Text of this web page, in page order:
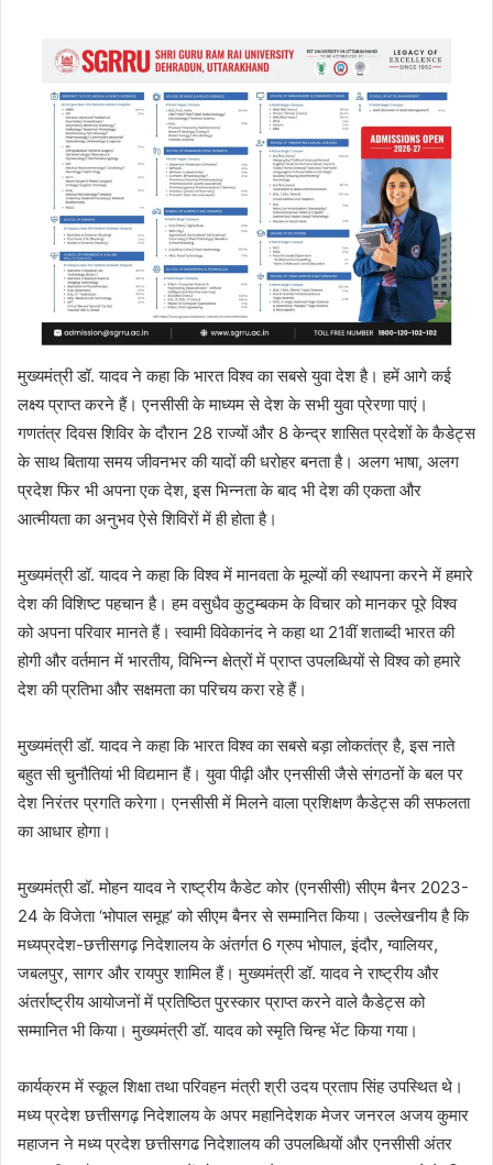
मुख्यमंत्री डॉ. यादव ने कहा कि भारत विश्व का सबसे युवा देश है। हमें आगे कई
लक्ष्य प्राप्त करने हैं। एनसीसी के माध्यम से देश के सभी युवा प्रेरणा पाएं।
गणतंत्र दिवस शिविर के दौरान 28 राज्यों और 8 केन्द्र शासित प्रदेशों के कैडेट्स
के साथ बिताया समय जीवनभर की यादों की धरोहर बनता है। अलग भाषा, अलग
प्रदेश फिर भी अपना एक देश, इस भिन्नता के बाद भी देश की एकता और
आत्मीयता का अनुभव ऐसे शिविरों में ही होता है।
मुख्यमंत्री डॉ. यादव ने कहा कि विश्व में मानवता के मूल्यों की स्थापना करने में हमारे
देश की विशिष्ट पहचान है। हम वसुधैव कुटुम्बकम के विचार को मानकर पूरे विश्व
को अपना परिवार मानते हैं। स्वामी विवेकानंद ने कहा था 21वीं शताब्दी भारत की
होगी और वर्तमान में भारतीय, विभिन्न क्षेत्रों में प्राप्त उपलब्धियों से विश्व को हमारे
देश की प्रतिभा और सक्षमता का परिचय करा रहे हैं।
मुख्यमंत्री डॉ. यादव ने कहा कि भारत विश्व का सबसे बड़ा लोकतंत्र है, इस नाते
बहुत सी चुनौतियां भी विद्यमान हैं। युवा पीढ़ी और एनसीसी जैसे संगठनों के बल पर
देश निरंतर प्रगति करेगा। एनसीसी में मिलने वाला प्रशिक्षण कैडेट्स की सफलता
का आधार होगा।
मुख्यमंत्री डॉ. मोहन यादव ने राष्ट्रीय कैडेट कोर (एनसीसी) सीएम बैनर 2023-
24 के विजेता ‘भोपाल समूह’ को सीएम बैनर से सम्मानित किया। उल्लेखनीय है कि
मध्यप्रदेश-छत्तीसगढ़ निदेशालय के अंतर्गत 6 ग्रुप भोपाल, इंदौर, ग्वालियर,
जबलपुर, सागर और रायपुर शामिल हैं। मुख्यमंत्री डॉ. यादव ने राष्ट्रीय और
अंतर्राष्ट्रीय आयोजनों में प्रतिष्ठित पुरस्कार प्राप्त करने वाले कैडेट्स को
सम्मानित भी किया। मुख्यमंत्री डॉ. यादव को स्मृति चिन्ह भेंट किया गया।
कार्यक्रम में स्कूल शिक्षा तथा परिवहन मंत्री श्री उदय प्रताप सिंह उपस्थित थे।
मध्य प्रदेश छत्तीसगढ़ निदेशालय के अपर महानिदेशक मेजर जनरल अजय कुमार
महाजन ने मध्य प्रदेश छत्तीसगढ निदेशालय की उपलब्धियों और एनसीसी अंतर